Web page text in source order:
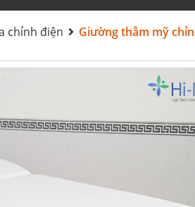
chỉnh điện Giường thẫm mỹ